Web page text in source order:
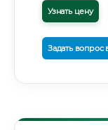
Узнать цену
Задать вопрос